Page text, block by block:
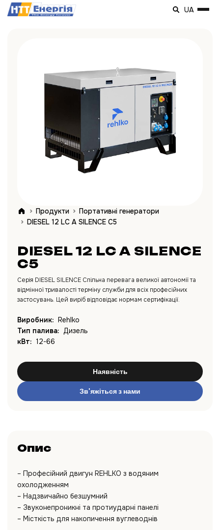
UA
Продукти
Портативні генератори
DIESEL 12 LC A SILENCE C5
DIESEL 12 LC A SILENCE
C5
Серія DIESEL SILENCE Спільна перевага великої автономії та
відмінної тривалості терміну служби для всіх професійних
застосувань. Цей виріб відповідає нормам сертифікації.
Виробник: Rehlko
Тип палива: Дизель
кВт: 12-66
Наявність
Зв'яжіться з нами
Опис
– Професійний двигун REHLKO з водяним
охолодженням
– Надзвичайно безшумний
– Звуконепроникні та протиударні панелі
– Місткість для накопичення вуглеводнів